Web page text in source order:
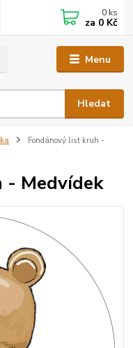
Menu
Hledat
0 ks
za 0 Kč
Fondánový list kruh -
- Medvídek